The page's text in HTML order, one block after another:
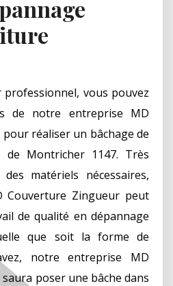
vous pouvez
de notre entreprise MD
réaliser un bâchage de
Montricher 1147. Très
matériels nécessaires,
Couverture Zingueur peut
de qualité en dépannage
que soit la forme de
notre entreprise MD
poser une bâche dans